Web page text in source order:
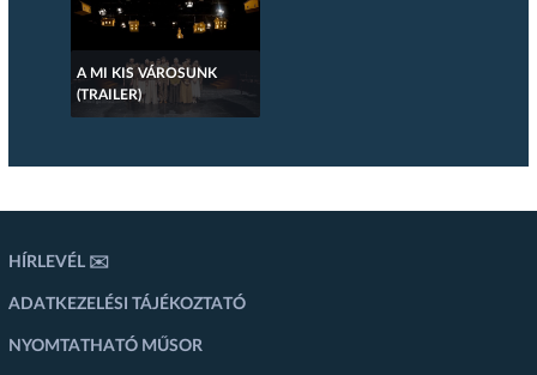
A MI KIS VÁROSUNK
(TRAILER)
HÍRLEVÉL ✉️
ADATKEZELÉSI TÁJÉKOZTATÓ
NYOMTATHATÓ MŰSOR